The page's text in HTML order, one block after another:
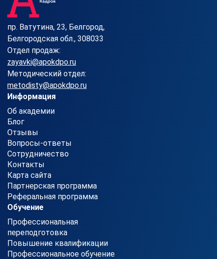
пр. Ватутина, 23, Белгород,
Белгородская обл., 308033
Отдел продаж:
zayavki@apokdpo.ru
Методический отдел:
metodisty@apokdpo.ru
Информация
Об академии
Блог
Отзывы
Вопросы-ответы
Сотрудничество
Контакты
Карта сайта
Партнерская программа
Реферальная программа
Обучение
Профессиональная
переподготовка
Повышение квалификации
Профессиональное обучение